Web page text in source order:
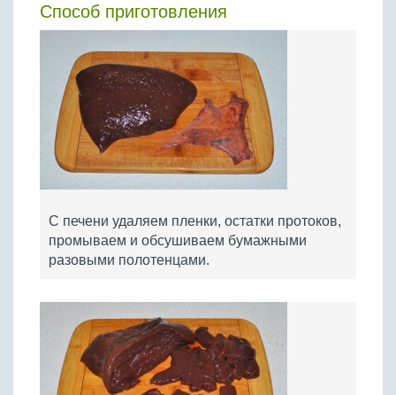
Способ приготовления
С печени удаляем пленки, остатки протоков,
промываем и обсушиваем бумажными
разовыми полотенцами.